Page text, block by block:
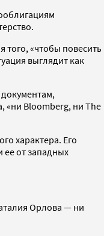
того, «чтобы повесить
выглядит как
«ни Bloomberg, ни The
характера. Его
от западных
Орлова — ни